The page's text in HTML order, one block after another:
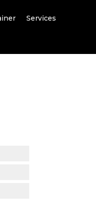
Services